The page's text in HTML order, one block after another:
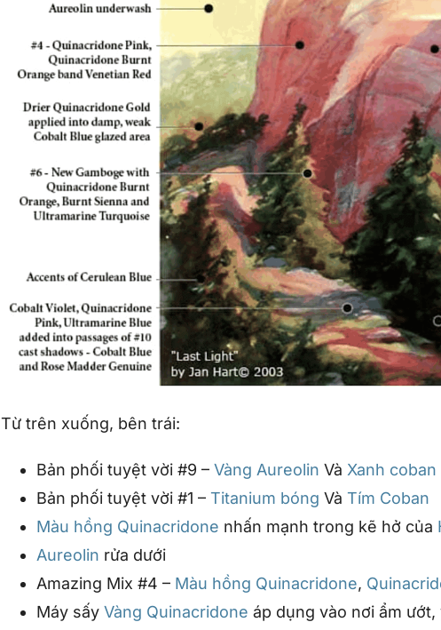
Từ trên xuống, bên trái:
Bản phối tuyệt vời #9 –Vàng Aureolin Và Xanh coban
Bản phối tuyệt vời #1 –Titanium bóng VàTím Coban
Màu hồng Quinacridone nhấn mạnh trong kẽ hở của
Aureolin rửa dưới
Amazing Mix #4 – Màu hồng Quinacridone,
Máy sấyVàng Quinacridone áp dụng vào nơi ẩm ướt,